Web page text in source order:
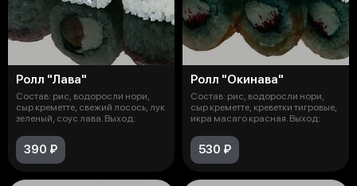
Ролл "Лава"
Состав: рис, водоросли нори,
сыр креметте, свежий лосось, лук
зеленый, соус лава. Выход:
390 ₽
Ролл "Окинава"
Состав: рис, водоросли нори,
сыр креметте, креветки тигровые,
икра масаго красная. Выход:
530 ₽